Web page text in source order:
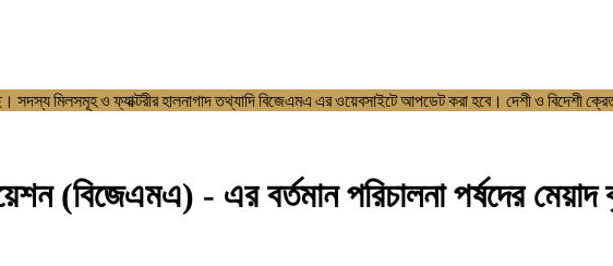
সদস্য মিলসমূহ ও ফ্যাক্টরীর হালনাগাদ তথ্যাদি বিজেএমএ এর ওয়েবসাইটে আপডেট
- এর বর্তমান পরিচালনা পর্ষদের মেয়াদ